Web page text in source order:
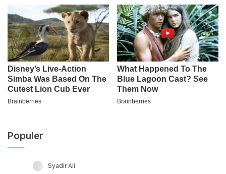
Populer
Syadir Ali